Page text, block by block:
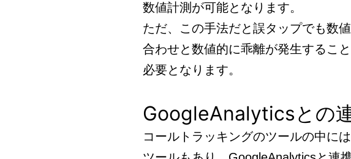
数値計測が可能となります。
ただ、この手法だと誤タップでも数
合わせと数値的に乖離が発生するこ
必要となります。
GoogleAnalyticsとの
コールトラッキングのツールの中に